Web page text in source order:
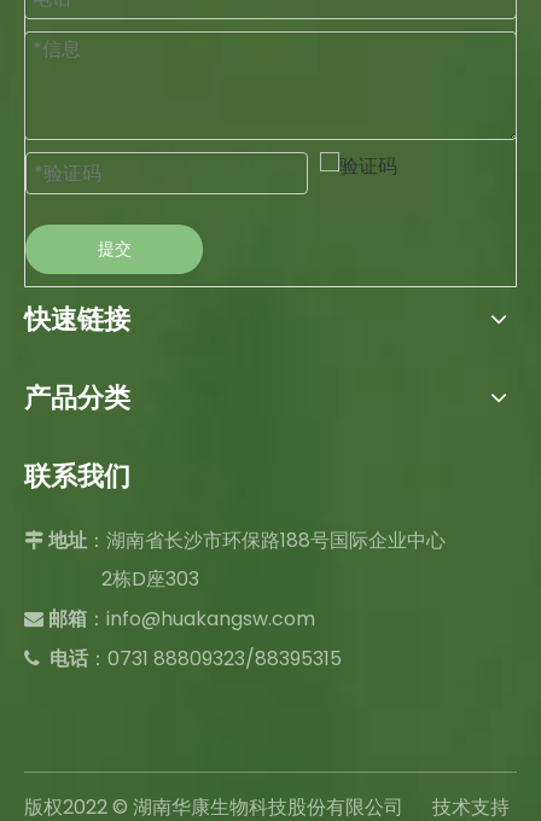
提交
快速链接
产品分类
联系我们
 地址 ：湖南省长沙市环保路188号国际企业中心
2栋D座303
 邮箱 ： info@huakangsw.com
 电话 ：0731 88809323/88395315
版权2022 © 湖南华康生物科技股份有限公司 技术支持